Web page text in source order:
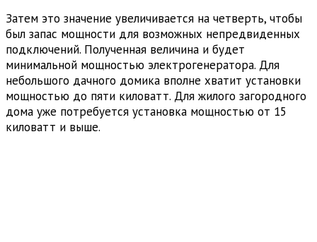
Затем это значение увеличивается на четверть, чтобы
был запас мощности для возможных непредвиденных
подключений. Полученная величина и будет
минимальной мощностью электрогенератора. Для
небольшого дачного домика вполне хватит установки
мощностью до пяти киловатт. Для жилого загородного
дома уже потребуется установка мощностью от 15
киловатт и выше.